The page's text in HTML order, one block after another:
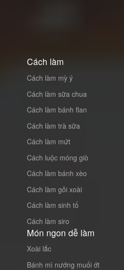
Cách làm
Cách làm mỳ ý
Cách làm sữa chua
Cách làm bánh flan
Cách làm trà sữa
Cách làm mứt
Cách luộc móng giò
Cách làm bánh xèo
Cách làm gỏi xoài
Cách làm sinh tố
Cách làm siro
Món ngon dễ làm
Xoài lắc
Bánh mì nướng muối ớt